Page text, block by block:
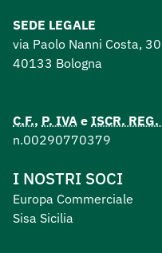
SEDE LEGALE
via Paolo Nanni Costa,
40133 Bologna
C.F., P. IVA e ISCR.
n.00290770379
I NOSTRI SOCI
Europa Commerciale
Sisa Sicilia